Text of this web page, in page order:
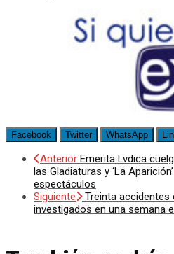
Facebook Twitter WhatsApp
Anterior Emerita Lvdica
las Gladiaturas y ‘La
espectáculos
Siguiente
Treinta
investigados en una semana